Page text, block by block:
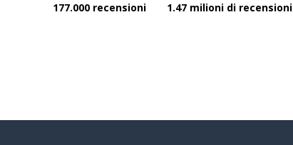
177.000 recensioni 1.47 milioni di recensioni